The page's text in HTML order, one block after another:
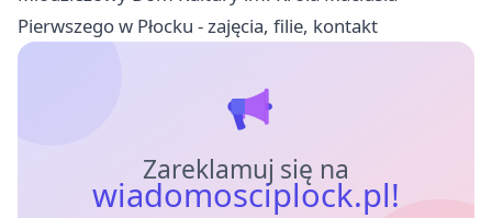
Pierwszego w Płocku - zajęcia, filie, kontakt
Zareklamuj się na
wiadomosciplock.pl!